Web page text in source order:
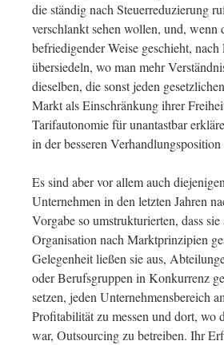
die ständig nach Steuerreduzierung
verschlankt sehen wollen, und, wenn
befriedigender Weise geschieht,
übersiedeln, wo man mehr
dieselben, die sonst jeden
Markt als Einschränkung ihrer
Tarifautonomie für unantastbar
in der besseren
Es sind aber vor allem auch
Unternehmen in den letzten Jahren
Vorgabe so umstrukturierten, dass
Organisation nach Marktprinzipien
Gelegenheit ließen sie aus,
oder Berufsgruppen in Konkurrenz
setzen, jeden Unternehmensbereich
Profitabilität zu messen und dort, wo
war, Outsourcing zu betreiben. Ihr